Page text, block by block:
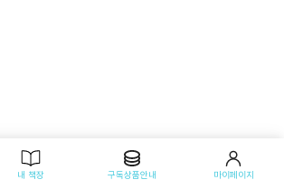
내 책장 구독상품안내 마이페이지